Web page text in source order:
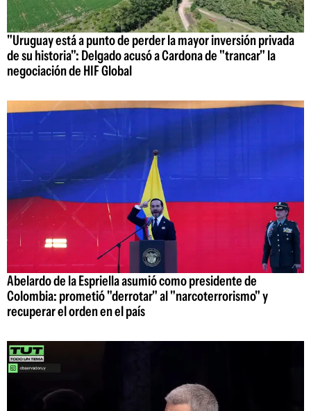
"Uruguay está a punto de perder la mayor inversión privada
de su historia": Delgado acusó a Cardona de "trancar" la
negociación de HIF Global
Abelardo de la Espriella asumió como presidente de
Colombia: prometió "derrotar" al "narcoterrorismo" y
recuperar el orden en el país